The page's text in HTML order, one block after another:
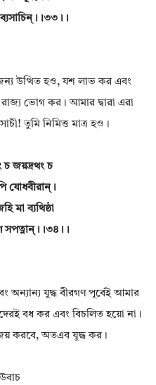
উত্থিত হও, যশ লাভ কর এবং
ভোগ কর। আমার দ্বারা এরা
তুমি নিমিত্ত মাত্র হও।
চ জয়দ্রথং চ
যোধবীরান্।
মা ব্যথিষ্ঠা
সপত্নান্।।৩৪।।
অন্যান্য যুদ্ধ বীরগণ পূর্বেই আমার
বধ কর এবং বিচলিত হয়ো না।
জয় করবে, অতএব যুদ্ধ কর।